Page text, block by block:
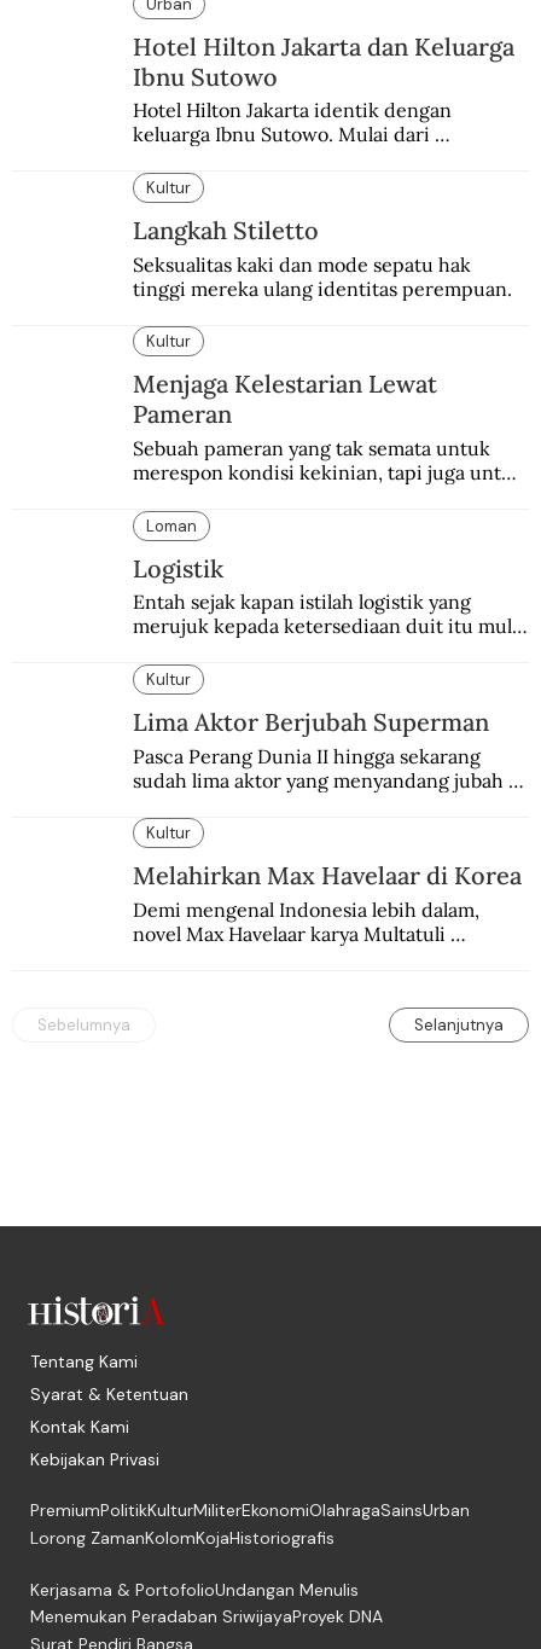
Hotel Hilton Jakarta dan Keluarga
Ibnu Sutowo
Hotel Hilton Jakarta identik dengan
keluarga Ibnu Sutowo. Mulai dari
pada malam tahun baru.
Kultur
Langkah Stiletto
Seksualitas kaki dan mode sepatu hak
tinggi mereka ulang identitas perempuan.
Kultur
Menjaga Kelestarian Lewat
Pameran
Sebuah pameran yang tak semata untuk
merespon kondisi kekinian, tapi juga untuk
Balai Budaya selaku tempat bersejarah
dalam dunia seni-budaya bangsa.
Loman
Logistik
Entah sejak kapan istilah logistik yang
merujuk kepada ketersediaan duit itu mulai
Kultur
Lima Aktor Berjubah Superman
Pasca Perang Dunia II hingga sekarang
sudah lima aktor yang menyandang jubah
para penggemarnya?
Kultur
Melahirkan Max Havelaar di Korea
Demi mengenal Indonesia lebih dalam,
novel Max Havelaar karya Multatuli
Sebelumnya Selanjutnya
Tentang Kami
Syarat & Ketentuan
Kontak Kami
Kebijakan Privasi
PremiumPolitikKulturMiliterEkonomiOlahragaSainsUrban
Lorong ZamanKolomKojaHistoriografis
Kerjasama & PortofolioUndangan Menulis
Menemukan Peradaban SriwijayaProyek DNA
Surat Pendiri Bangsa